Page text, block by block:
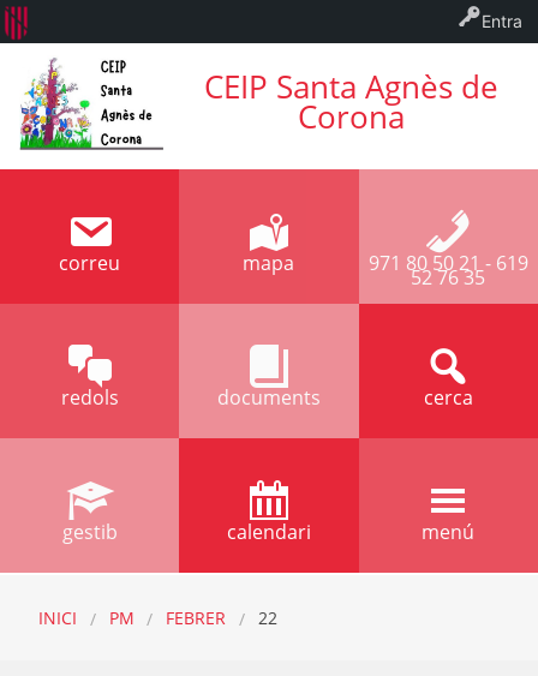
CEIP Santa Agnès de
Corona
correu mapa 971 80 50 21 - 619
52 76 35
redols documents cerca
gestib calendari menú
INICI PM FEBRER 22
Entra